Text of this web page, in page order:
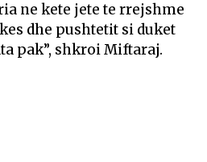
ne kete jete te rrejshme
dhe pushtetit si duket
pak”, shkroi Miftaraj.